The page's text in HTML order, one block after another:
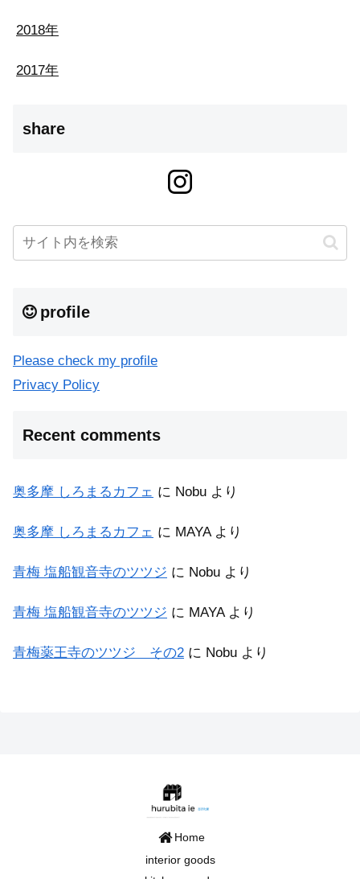
2018年
2017年
share
profile
Please check my profile
Privacy Policy
Recent comments
奥多摩 しろまるカフェ に Nobu より
奥多摩 しろまるカフェ に MAYAより
青梅 塩船観音寺のツツジ に Nobu より
青梅 塩船観音寺のツツジ に MAYAより
青梅薬王寺のツツジ その2 に Nobu より
Home
interior goods